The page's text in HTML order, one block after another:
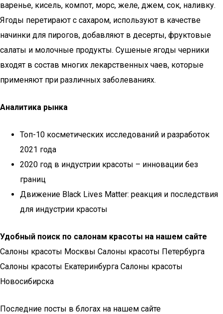
варенье, кисель, компот, морс, желе, джем, сок, наливку.
Ягоды перетирают с сахаром, используют в качестве
начинки для пирогов, добавляют в десерты, фруктовые
салаты и молочные продукты. Сушеные ягоды черники
входят в состав многих лекарственных чаев, которые
применяют при различных заболеваниях.
Аналитика рынка
Топ-10 косметических исследований и разработок
2021 года
2020 год в индустрии красоты – инновации без
границ
Движение Black Lives Matter: реакция и последствия
для индустрии красоты
Удобный поиск по салонам красоты на нашем сайте
Салоны красоты Москвы Салоны красоты Петербурга
Салоны красоты Екатеринбурга Салоны красоты
Новосибирска
Последние посты в блогах на нашем сайте